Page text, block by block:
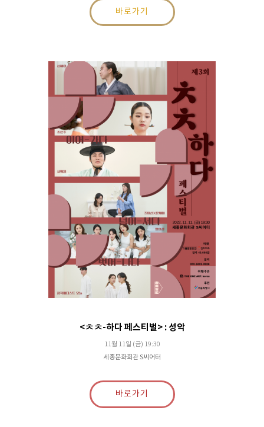
바로가기
<ㅊㅊ-하다 페스티벌> : 성악
11월 11일 (금) 19:30
세종문화회관 S씨어터
바로가기